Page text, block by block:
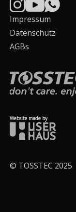
Impressum
Datenschutz
AGBs
© TOSSTEC 2025
Website made by